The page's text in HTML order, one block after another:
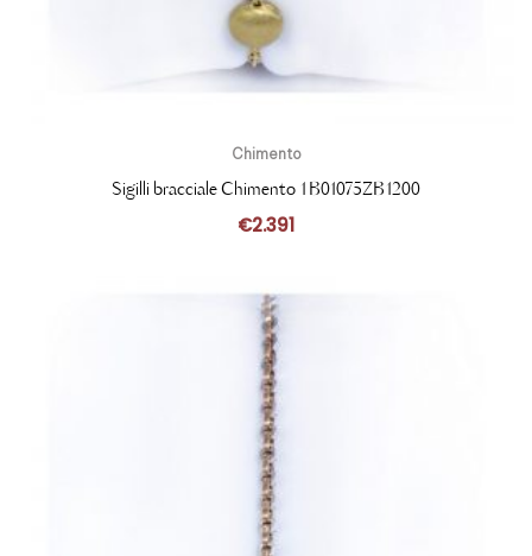
Chimento
Sigilli bracciale Chimento 1B01075ZB1200
€2.391